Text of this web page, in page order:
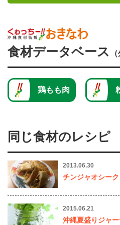
食材データベース
鶏もも肉
同じ食材のレシピ
2013.06.30
チンジャオシー
2015.06.21
沖縄夏盛りジャ